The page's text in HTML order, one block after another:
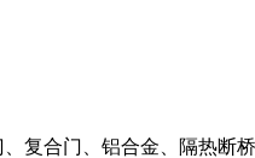
复合门、铝合金、隔热断